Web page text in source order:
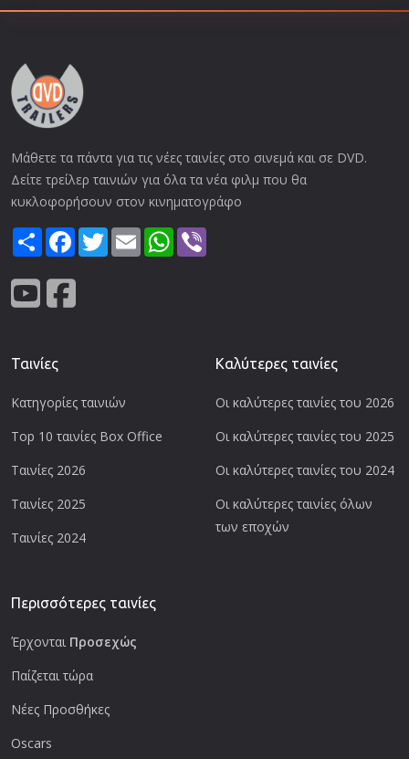
Μάθετε τα πάντα για τις νέες ταινίες στο σινεμά και σε DVD.
Δείτε τρείλερ ταινιών για όλα τα νέα φιλμ που θα
κυκλοφορήσουν στον κινηματογράφο
ShareFacebook
TwitterEmail WhatsApp
Ταινίες
Κατηγορίες ταινιών
Top 10 ταινίες Box Office
Ταινίες 2026
Ταινίες 2025
Ταινίες 2024
Καλύτερες ταινίες
Οι καλύτερες ταινίες του 2026
Οι καλύτερες ταινίες του 2025
Οι καλύτερες ταινίες του 2024
Οι καλύτερες ταινίες όλων
των εποχών
Περισσότερες ταινίες
Έρχονται Προσεχώς
Παίζεται τώρα
Νέες Προσθήκες
Oscars